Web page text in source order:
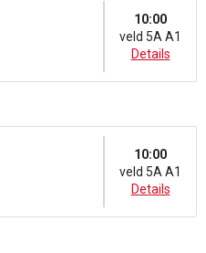
10:00
veld 5A A1
Details
10:00
veld 5A A1
Details